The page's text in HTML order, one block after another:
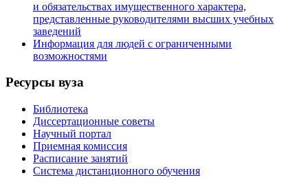
и обязательствах имущественного характера,
представленные руководителями высших учебных
заведений
Информация для людей с ограниченными
возможностями
Ресурсы вуза
Библиотека
Диссертационные советы
Научный портал
Приемная комиссия
Расписание занятий
Система дистанционного обучения